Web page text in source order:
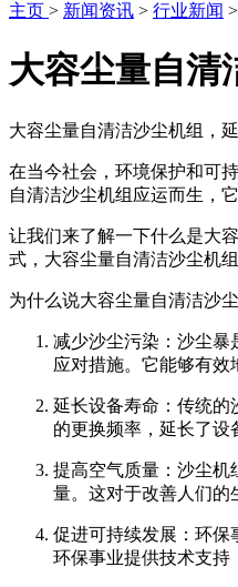
主页 > 新闻资讯 > 行业新闻 >
大容尘量自清
大容尘量自清洁沙尘机组，
在当今社会，环境保护和可
自清洁沙尘机组应运而生，
让我们来了解一下什么是大
式，大容尘量自清洁沙尘机
为什么说大容尘量自清洁沙
减少沙尘污染：沙尘暴
应对措施。它能够有效
延长设备寿命：传统的
的更换频率，延长了设
提高空气质量：沙尘机
量。这对于改善人们的
促进可持续发展：环保
环保事业提供技术支持